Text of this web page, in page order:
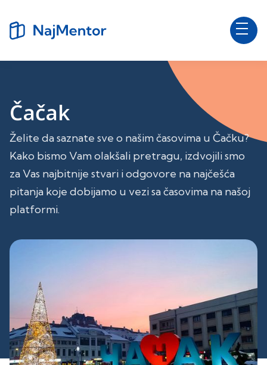
Čačak
Želite da saznate sve o našim časovima u Čačku?
Kako bismo Vam olakšali pretragu, izdvojili smo
za Vas najbitnije stvari i odgovore na najčešća
pitanja koje dobijamo u vezi sa časovima na našoj
platformi.